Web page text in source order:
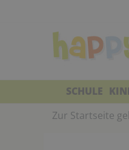
SCHULE
Zur Startseite